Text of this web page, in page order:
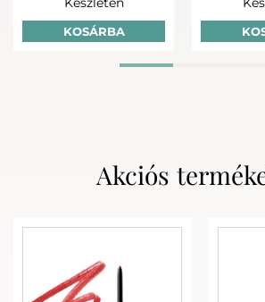
KOSÁRBA
Akciós